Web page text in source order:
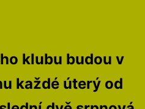
klubu budou v
každé úterý od